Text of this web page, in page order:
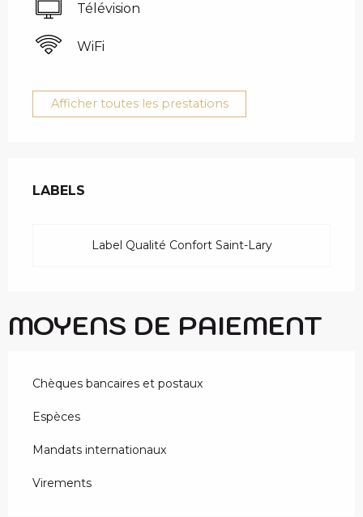
Télévision
WiFi
Afficher toutes les prestations
LABELS
LABELS
Label Qualité Confort Saint-Lary
MOYENS DE PAIEMENT
Chèques bancaires et postaux
Espèces
Mandats internationaux
Virements